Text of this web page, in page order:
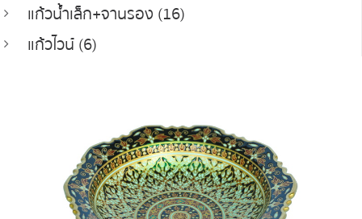
แก้วน้ำเล็ก+จานรอง (16)
แก้วไวน์ (6)